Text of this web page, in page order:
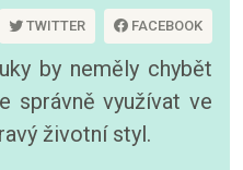
TWITTER FACEBOOK
by neměly chybět
správně využívat ve
životní styl.